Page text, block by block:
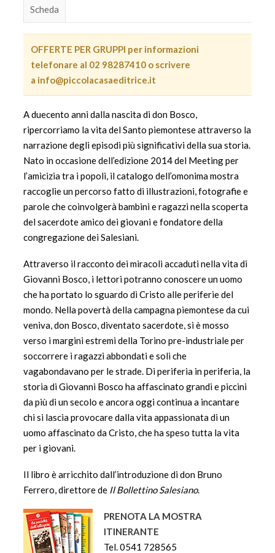
Scheda
OFFERTE PER GRUPPI per informazioni
telefonare al 02 98287410 o scrivere
a info@piccolacasaeditrice.it
A duecento anni dalla nascita di don Bosco,
ripercorriamo la vita del Santo piemontese attraverso la
narrazione degli episodi più significativi della sua storia.
Nato in occasione dell’edizione 2014 del Meeting per
l’amicizia tra i popoli, il catalogo dell’omonima mostra
raccoglie un percorso fatto di illustrazioni, fotografie e
parole che coinvolgerà bambini e ragazzi nella scoperta
del sacerdote amico dei giovani e fondatore della
congregazione dei Salesiani.
Attraverso il racconto dei miracoli accaduti nella vita di
Giovanni Bosco, i lettori potranno conoscere un uomo
che ha portato lo sguardo di Cristo alle periferie del
mondo. Nella povertà della campagna piemontese da cui
veniva, don Bosco, diventato sacerdote, si è mosso
verso i margini estremi della Torino pre-industriale per
soccorrere i ragazzi abbondati e soli che
vagabondavano per le strade. Di periferia in periferia, la
storia di Giovanni Bosco ha affascinato grandi e piccini
da più di un secolo e ancora oggi continua a incantare
chi si lascia provocare dalla vita appassionata di un
uomo affascinato da Cristo, che ha speso tutta la vita
per i giovani.
Il libro è arricchito dall’introduzione di don Bruno
Ferrero, direttore de Il Bollettino Salesiano.
PRENOTA LA MOSTRA
ITINERANTE
Tel. 0541 728565